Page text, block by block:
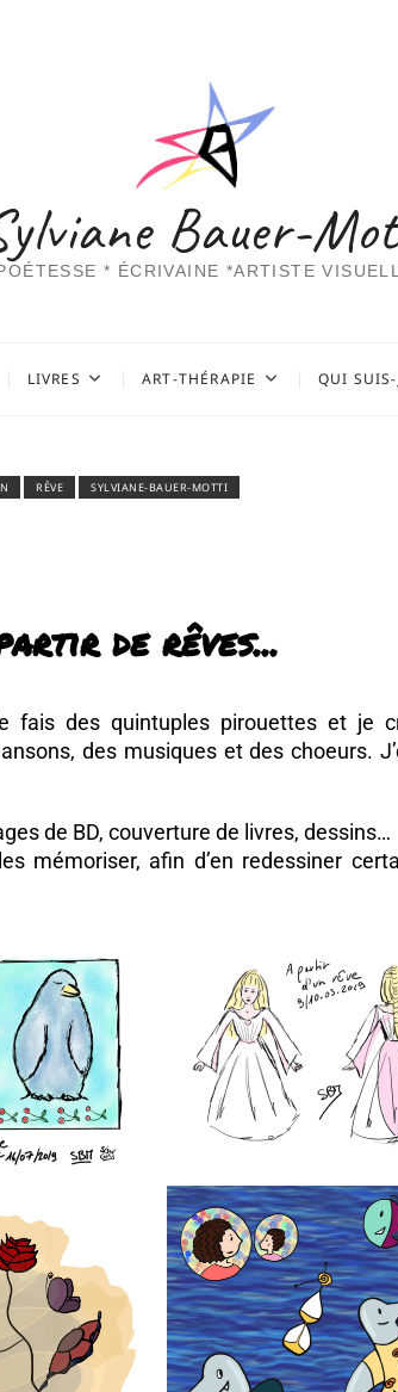
Bauer-
* ÉCRIVAINE *ARTISTE
LIVRES ART-THÉRAPIE QUI SUIS-
RÊVE SYLVIANE-BAUER-MOTTI
de rêves...
fais des quintuples pirouettes et je
des musiques et des choeurs.
de BD, couverture de livres, dessins…
mémoriser, afin d’en redessiner